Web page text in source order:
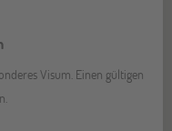
Visum. Einen gültigen